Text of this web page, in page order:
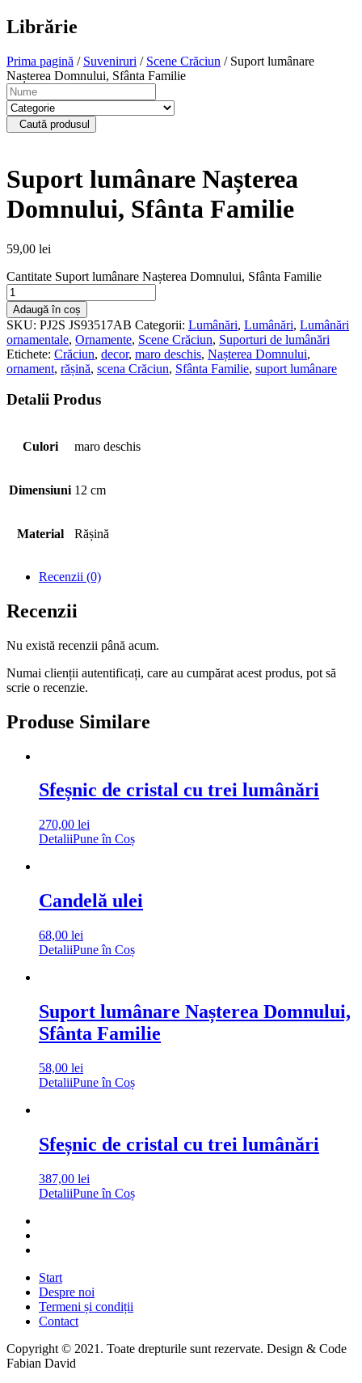
Librărie
Prima pagină / Suveniruri / Scene Crăciun / Suport lumânare
Nașterea Domnului, Sfânta Familie
Caută produsul
Suport lumânare Nașterea
Domnului, Sfânta Familie
59,00 lei
Cantitate Suport lumânare Nașterea Domnului, Sfânta Familie
Adaugă în coș
SKU: PJ2S JS93517AB Categorii: Lumânări, Lumânări, Lumânări
ornamentale, Ornamente, Scene Crăciun, Suporturi de lumânări
Etichete: Crăciun, decor, maro deschis, Nașterea Domnului,
ornament, rășină, scena Crăciun, Sfânta Familie, suport lumânare
Detalii Produs
Culori maro deschis
Dimensiuni 12 cm
Material Rășină
Recenzii (0)
Recenzii
Nu există recenzii până acum.
Numai clienții autentificați, care au cumpărat acest produs, pot să
scrie o recenzie.
Produse Similare
Sfeșnic de cristal cu trei lumânări
270,00 lei
DetaliiPune în Coș
Candelă ulei
68,00 lei
DetaliiPune în Coș
Suport lumânare Nașterea Domnului,
Sfânta Familie
58,00 lei
DetaliiPune în Coș
Sfeșnic de cristal cu trei lumânări
387,00 lei
DetaliiPune în Coș
Start
Despre noi
Termeni și condiții
Contact
Copyright © 2021. Toate drepturile sunt rezervate. Design & Code
Fabian David